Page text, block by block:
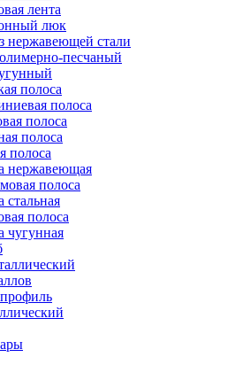
лента
люк
нержавеющей стали
песчаный
полоса
полоса
полоса
полоса
полоса
нержавеющая
полоса
стальная
полоса
чугунная